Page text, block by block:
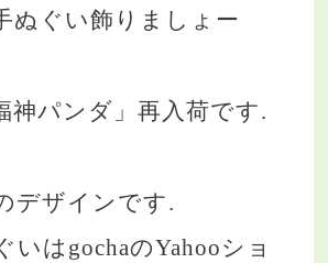
ぬぐい飾りましょー
神パンダ」再入荷です.
デザインです.
はgochaのYahooショ